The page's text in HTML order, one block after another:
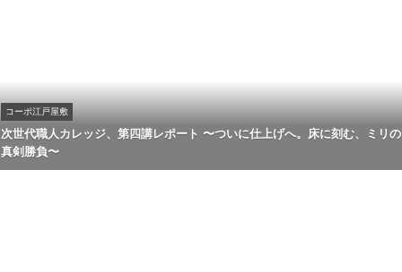
コーポ江戸屋敷
次世代職人カレッジ、第四講レポート 〜ついに仕上げへ。床に刻む、ミリの
真剣勝負〜